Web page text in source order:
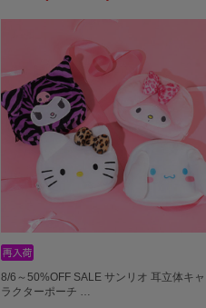
8/6～50%OFF SALE サンリオ 耳立体キャ
ラクターポーチ …